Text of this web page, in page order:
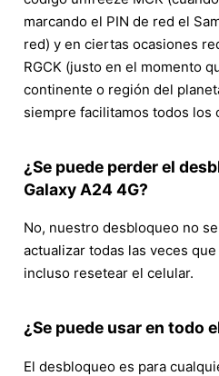
marcando el PIN de red el
red) y en ciertas ocasiones
RGCK (justo en el momento
continente o región del
siempre facilitamos todos los
¿Se puede perder el
Galaxy A24 4G?
No, nuestro desbloqueo no
actualizar todas las veces
incluso resetear el celular.
¿Se puede usar en todo
El desbloqueo es para